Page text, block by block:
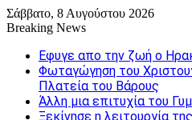
Σάββατο, 8 Αυγούστου 2026
Breaking News
Εφυγε απο την ζωή o
Φωταγώγηση του
Πλατεία του Βάρους
Άλλη μια επιτυχία του
Ξεκίνησε η λειτουργία